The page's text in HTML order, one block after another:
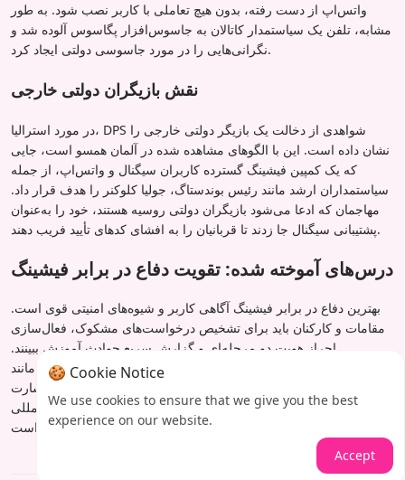
واتس‌اپ از دست رفته، بدون هیچ تعاملی با کاربر نصب شود. به طور
مشابه، تلفن یک سیاستمدار کاتالان به جاسوس‌افزار پگاسوس آلوده شد و
نگرانی‌هایی را در مورد جاسوسی دولتی ایجاد کرد.
نقش بازیگران دولتی خارجی
در مورد استرالیا، DPS شواهدی از دخالت یک بازیگر دولتی خارجی را
نشان داده است. این با الگوهای مشاهده شده در آلمان همسو است، جایی
که یک کمپین فیشینگ گسترده کاربران سیگنال و واتس‌اپ، از جمله
سیاستمداران ارشد مانند رئیس بوندستاگ، جولیا کلوکنر را هدف قرار داد.
مهاجمان که ادعا می‌شود بازیگران دولتی روسیه هستند، خود را به‌عنوان
پشتیبانی سیگنال جا زدند تا قربانیان را به افشای کدهای تأیید فریب دهند.
درس‌های آموخته شده: تقویت دفاع در برابر فیشینگ
بهترین دفاع در برابر فیشینگ آگاهی کاربر و شیوه‌های امنیتی قوی است.
مقامات و کارکنان باید برای تشخیص درخواست‌های مشکوک، فعال‌سازی
احراز هویت دو مرحله‌ای و گزارش سریع حوادث آموزش ببینند.
سازمان‌هایی مانند DPS اکنون اقدامات فوری مانند مسدود کردن
سرویس‌ها و مشارکت آژانس‌های امنیت سایبری را برای کاهش خسارت
انجام می‌دهند. با تکامل تهدیدات، هوشیاری مداوم و همکاری بین‌المللی
🍪 Cookie Notice
We use cookies to ensure that we give you the best
experience on our website.
Accept